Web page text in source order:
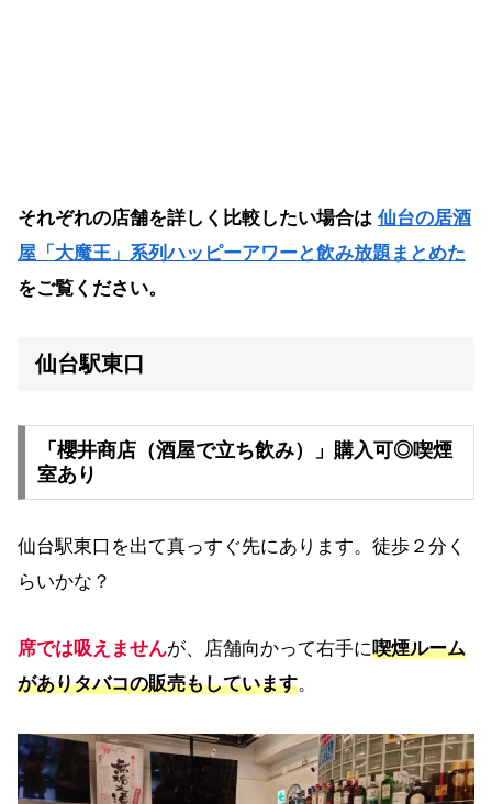
それぞれの店舗を詳しく比較したい場合は 仙台の居酒
屋「大魔王」系列ハッピーアワーと飲み放題まとめた
をご覧ください。
仙台駅東口
「櫻井商店（酒屋で立ち飲み）」購入可◎喫煙
室あり
仙台駅東口を出て真っすぐ先にあります。徒歩２分く
らいかな？
席では吸えませんが、店舗向かって右手に喫煙ルーム
がありタバコの販売もしています。